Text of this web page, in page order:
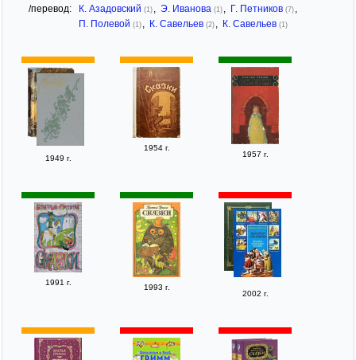
/перевод: К. Азадовский (1) Э. Иванова (1) Г. Петников (7)
П. Полевой (1) К. Савельев (2) К. Савельев (1)
1949 г.
1954 г.
1957 г.
1991 г.
1993 г.
2002 г.